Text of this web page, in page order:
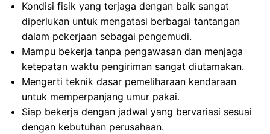
Kondisi fisik yang terjaga dengan baik sangat
diperlukan untuk mengatasi berbagai tantangan
dalam pekerjaan sebagai pengemudi.
Mampu bekerja tanpa pengawasan dan menjaga
ketepatan waktu pengiriman sangat diutamakan.
Mengerti teknik dasar pemeliharaan kendaraan
untuk memperpanjang umur pakai.
Siap bekerja dengan jadwal yang bervariasi sesuai
dengan kebutuhan perusahaan.